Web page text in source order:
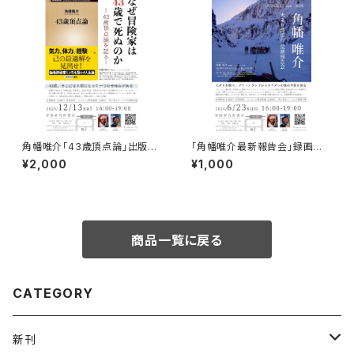
角幡唯介「43歳頂点論」出版記
念トークイベント録画視聴権
¥2,000
「角幡唯介最新報告会」録画視
聴権
¥1,000
商品一覧に戻る
CATEGORY
新刊